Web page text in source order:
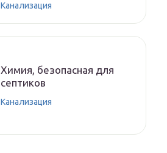
Канализация
Химия, безопасная для
септиков
Канализация